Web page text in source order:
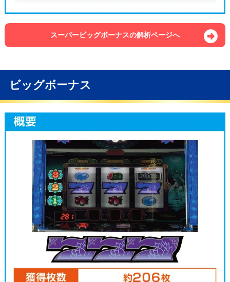
スーパービッグボーナスの解析ページへ
ビッグボーナス